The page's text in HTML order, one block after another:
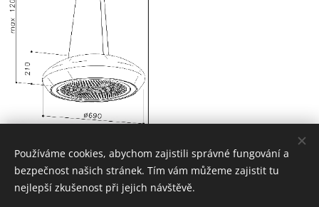
Používáme cookies, abychom zajistili správné fungování a
bezpečnost našich stránek. Tím vám můžeme zajistit tu
nejlepší zkušenost při jejich návštěvě.